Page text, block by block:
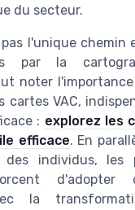
du secteur.
l'unique chemin
par la
noter
cartes VAC,
: explorez les
efficace. En
des individus, les
d'adopter
la